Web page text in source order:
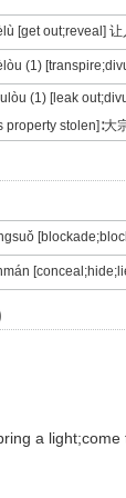
[get out;reveal]
(1)
(1) [leak
property stolen]∶大
a light;come